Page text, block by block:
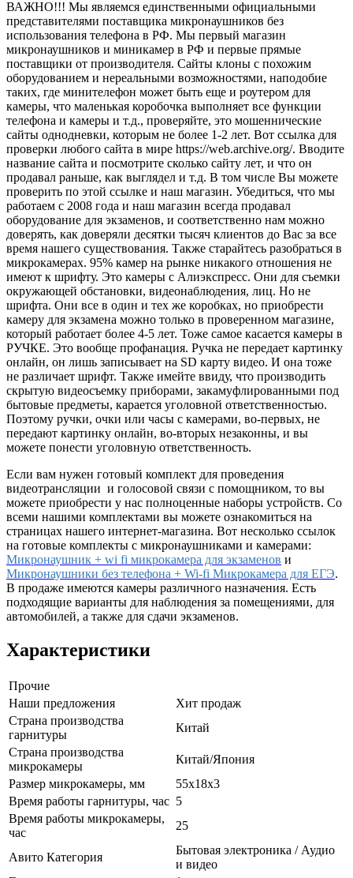
ВАЖНО!!! Мы являемся единственными официальными
представителями поставщика микронаушников без
использования телефона в РФ. Мы первый магазин
микронаушников и миникамер в РФ и первые прямые
поставщики от производителя. Сайты клоны с похожим
оборудованием и нереальными возможностями, наподобие
таких, где минителефон может быть еще и роутером для
камеры, что маленькая коробочка выполняет все функции
телефона и камеры и т.д., проверяйте, это мошеннические
сайты однодневки, которым не более 1-2 лет. Вот ссылка для
проверки любого сайта в мире https://web.archive.org/. Вводите
название сайта и посмотрите сколько сайту лет, и что он
продавал раньше, как выглядел и т.д. В том числе Вы можете
проверить по этой ссылке и наш магазин. Убедиться, что мы
работаем с 2008 года и наш магазин всегда продавал
оборудование для экзаменов, и соответственно нам можно
доверять, как доверяли десятки тысяч клиентов до Вас за все
время нашего существования. Также старайтесь разобраться в
микрокамерах. 95% камер на рынке никакого отношения не
имеют к шрифту. Это камеры с Алиэкспресс. Они для съемки
окружающей обстановки, видеонаблюдения, лиц. Но не
шрифта. Они все в один и тех же коробках, но приобрести
камеру для экзамена можно только в проверенном магазине,
который работает более 4-5 лет. Тоже самое касается камеры в
РУЧКЕ. Это вообще профанация. Ручка не передает картинку
онлайн, он лишь записывает на SD карту видео. И она тоже
не различает шрифт. Также имейте ввиду, что производить
скрытую видеосъемку приборами, закамуфлированными под
бытовые предметы, карается уголовной ответственностью.
Поэтому ручки, очки или часы с камерами, во-первых, не
передают картинку онлайн, во-вторых незаконны, и вы
можете понести уголовную ответственность.
Если вам нужен готовый комплект для проведения
видеотрансляции и голосовой связи с помощником, то вы
можете приобрести у нас полноценные наборы устройств. Со
всеми нашими комплектами вы можете ознакомиться на
страницах нашего интернет-магазина. Вот несколько ссылок
на готовые комплекты с микронаушниками и камерами:
Микронаушник + wi fi микрокамера для экзаменов и
Микронаушники без телефона + Wi-fi Микрокамера для ЕГЭ.
В продаже имеются камеры различного назначения. Есть
подходящие варианты для наблюдения за помещениями, для
автомобилей, а также для сдачи экзаменов.
Характеристики
Прочие
Наши предложения
Хит продаж
Страна производства
гарнитуры
Китай
Страна производства
микрокамеры
Китай/Япония
Размер микрокамеры, мм
55х18х3
Время работы гарнитуры, час 5
Время работы микрокамеры,
час
25
Авито Категория
Бытовая электроника / Аудио
и видео